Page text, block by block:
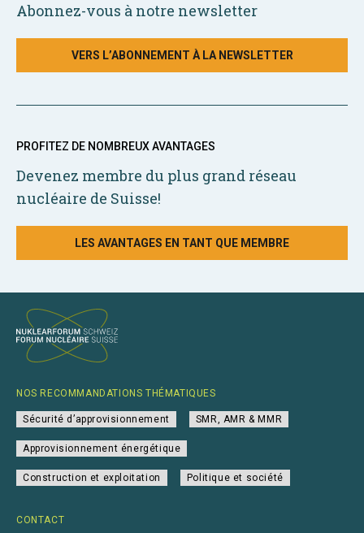
Abonnez-vous à notre newsletter
VERS L’ABONNEMENT À LA NEWSLETTER
PROFITEZ DE NOMBREUX AVANTAGES
Devenez membre du plus grand réseau
nucléaire de Suisse!
LES AVANTAGES EN TANT QUE MEMBRE
CONTACT
NOS RECOMMANDATIONS THÉMATIQUES
Sécurité d’approvisionnement SMR, AMR & MMR
Approvisionnement énergétique
Construction et exploitation Politique et société